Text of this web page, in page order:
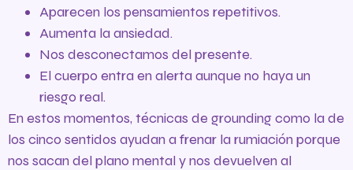
Aparecen los pensamientos repetitivos.
Aumenta la ansiedad.
Nos desconectamos del presente.
El cuerpo entra en alerta aunque no haya un
riesgo real.
En estos momentos, técnicas de grounding como la de
los cinco sentidos ayudan a frenar la rumiación porque
nos sacan del plano mental y nos devuelven al